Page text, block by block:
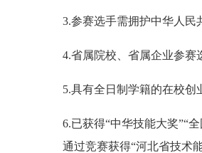
3.参赛选手需拥护中华人民
4.省属院校、省属企业参赛
5.具有全日制学籍的在校创
6.已获得“中华技能大奖”“
通过竞赛获得“河北省技术